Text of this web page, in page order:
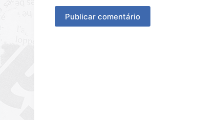
Publicar comentário